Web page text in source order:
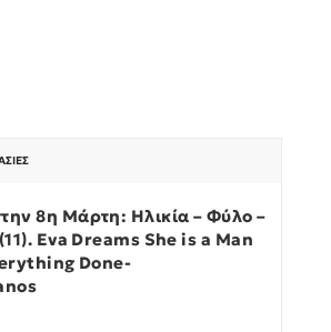
8η Μάρτη: Ηλικία – Φύλο –
Eva Dreams She is a Man
Done-